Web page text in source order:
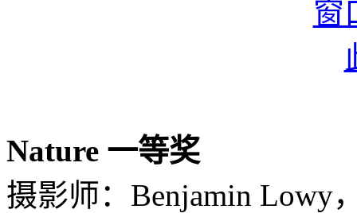
Nature 一等奖
摄影师：Benjamin Lowy